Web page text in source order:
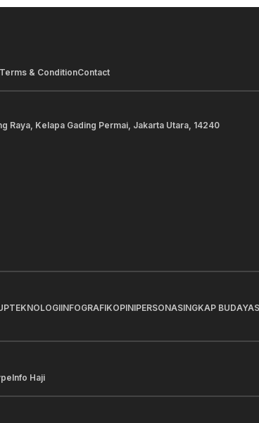
Terms & ConditionContact
Raya, Kelapa Gading Permai, Jakarta Utara, 14240
TEKNOLOGIINFOGRAFIKOPINIPERSONASINGKAP BUDAYA
Info Haji